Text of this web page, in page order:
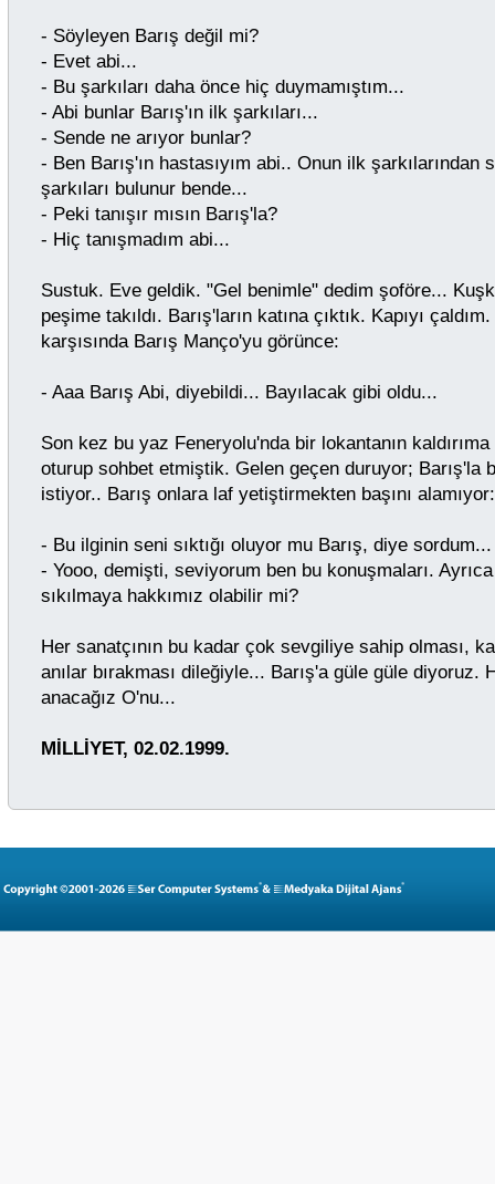
- Söyleyen Barış değil mi?
- Evet abi...
- Bu şarkıları daha önce hiç duymamıştım...
- Abi bunlar Barış'ın ilk şarkıları...
- Sende ne arıyor bunlar?
- Ben Barış'ın hastasıyım abi.. Onun ilk şarkılarından
şarkıları bulunur bende...
- Peki tanışır mısın Barış'la?
- Hiç tanışmadım abi...
Sustuk. Eve geldik. "Gel benimle" dedim şoföre...
peşime takıldı. Barış'ların katına çıktık. Kapıyı
karşısında Barış Manço'yu görünce:
- Aaa Barış Abi, diyebildi... Bayılacak gibi oldu...
Son kez bu yaz Feneryolu'nda bir lokantanın
oturup sohbet etmiştik. Gelen geçen duruyor; Barış'la
istiyor.. Barış onlara laf yetiştirmekten başını alamıyor:
- Bu ilginin seni sıktığı oluyor mu Barış, diye sordum...
- Yooo, demişti, seviyorum ben bu konuşmaları.
sıkılmaya hakkımız olabilir mi?
Her sanatçının bu kadar çok sevgiliye sahip olması,
anılar bırakması dileğiyle... Barış'a güle güle diyoruz.
anacağız O'nu...
MİLLİYET, 02.02.1999.